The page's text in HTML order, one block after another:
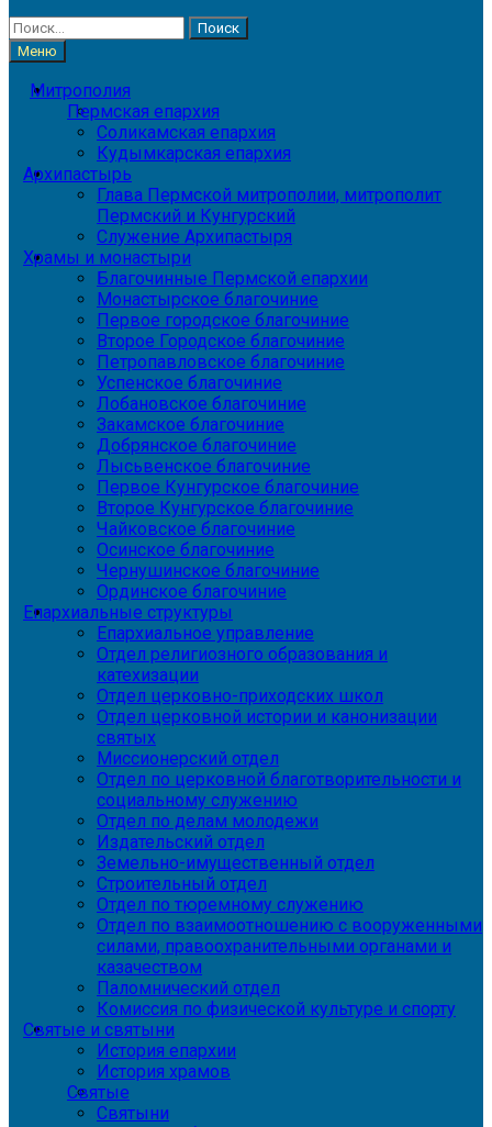
Найти:
Меню
Митрополия
Пермская епархия
Соликамская епархия
Кудымкарская епархия
Архипастырь
Глава Пермской митрополии, митрополит
Пермский и Кунгурский
Служение Архипастыря
Храмы и монастыри
Благочинные Пермской епархии
Монастырское благочиние
Первое городское благочиние
Второе Городское благочиние
Петропавловское благочиние
Успенское благочиние
Лобановское благочиние
Закамское благочиние
Добрянское благочиние
Лысьвенское благочиние
Первое Кунгурское благочиние
Второе Кунгурское благочиние
Чайковское благочиние
Осинское благочиние
Чернушинское благочиние
Ординское благочиние
Епархиальные структуры
Епархиальное управление
Отдел религиозного образования и
катехизации
Отдел церковно-приходских школ
Отдел церковной истории и канонизации
святых
Миссионерский отдел
Отдел по церковной благотворительности и
социальному служению
Отдел по делам молодежи
Издательский отдел
Земельно-имущественный отдел
Строительный отдел
Отдел по тюремному служению
Отдел по взаимоотношению с вооруженными
силами, правоохранительными органами и
казачеством
Паломнический отдел
Комиссия по физической культуре и спорту
Святые и святыни
История епархии
История храмов
Святые
Святыни